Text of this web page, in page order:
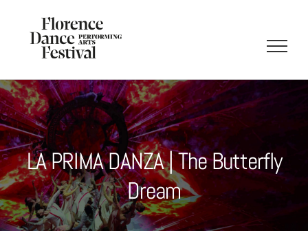
contenuto
LA PRIMA DANZA | The Butterfly
Dream